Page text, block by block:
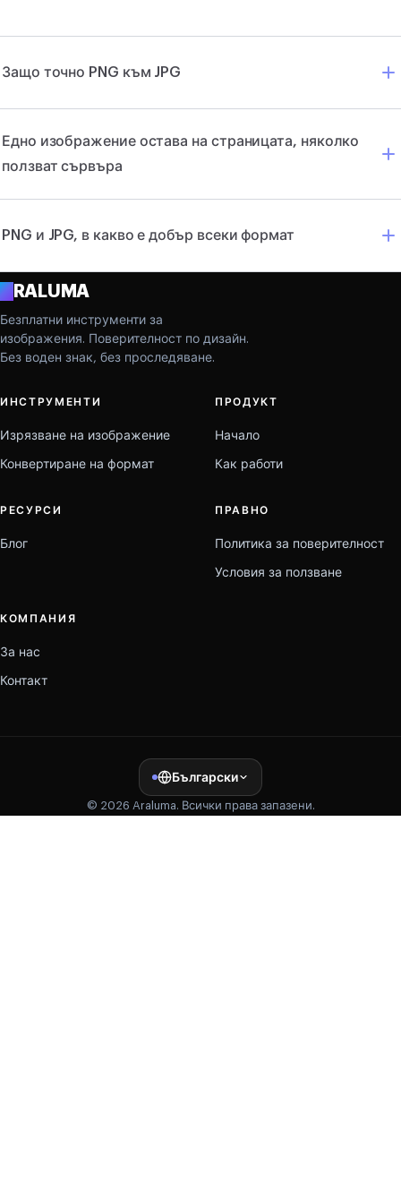
Защо точно PNG към JPG
Едно изображение остава на страницата, няколко
ползват сървъра
PNG и JPG, в какво е добър всеки формат
ARALUMA
Безплатни инструменти за
изображения. Поверителност по дизайн.
Без воден знак, без проследяване.
ИНСТРУМЕНТИ
Изрязване на изображение
Конвертиране на формат
ПРОДУКТ
Начало
Как работи
РЕСУРСИ
Блог
ПРАВНО
Политика за поверителност
Условия за ползване
КОМПАНИЯ
За нас
Контакт
Български
© 2026 Araluma. Всички права запазени.